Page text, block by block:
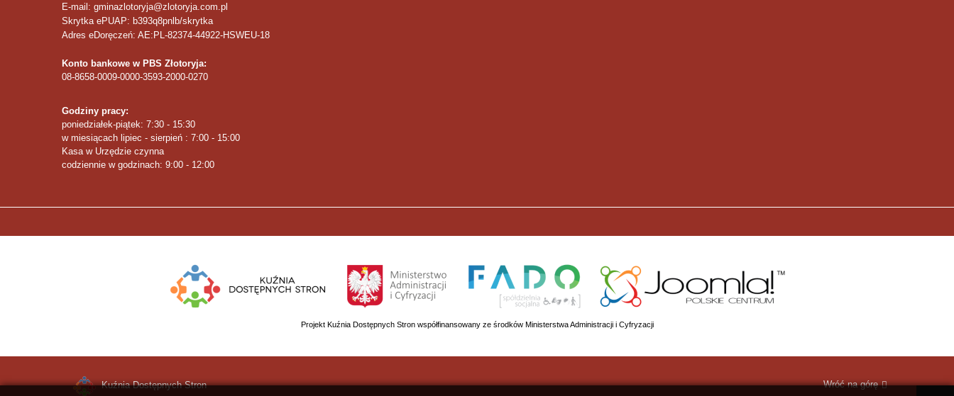
E-mail: gminazlotoryja@zlotoryja.com.pl
Skrytka ePUAP: b393q8pnlb/skrytka
Adres eDoręczeń: AE:PL-82374-44922-HSWEU-18
Konto bankowe w PBS Złotoryja:
08-8658-0009-0000-3593-2000-0270
Godziny pracy:
poniedziałek-piątek: 7:30 - 15:30
w miesiącach lipiec - sierpień : 7:00 - 15:00
Kasa w Urzędzie czynna
codziennie w godzinach: 9:00 - 12:00
Projekt Kuźnia Dostępnych Stron współfinansowany ze środków Ministerstwa Administracji i Cyfryzacji
Kuźnia Dostępnych Stron Wróć na górę